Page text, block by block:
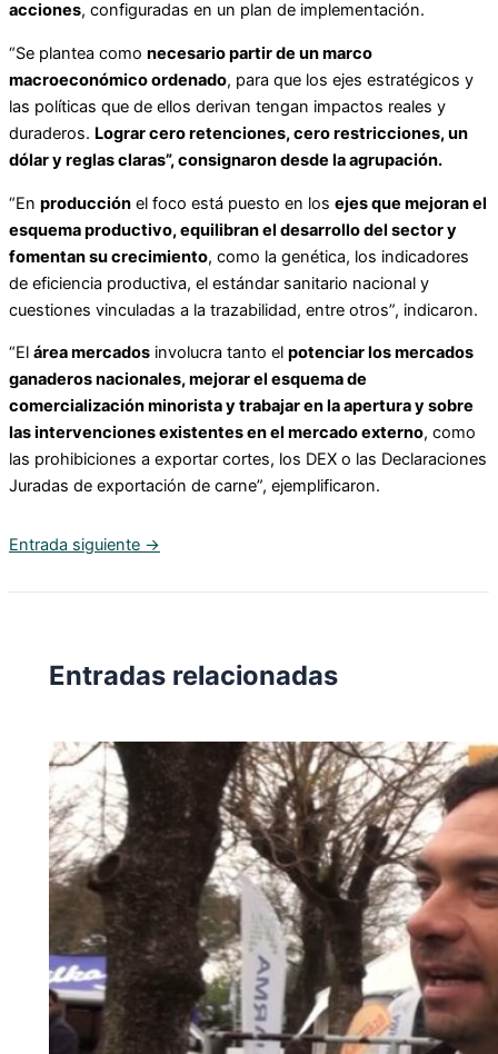
acciones, configuradas en un plan de implementación.
“Se plantea como necesario partir de un marco
macroeconómico ordenado, para que los ejes estratégicos y
las políticas que de ellos derivan tengan impactos reales y
duraderos. Lograr cero retenciones, cero restricciones, un
dólar y reglas claras”, consignaron desde la agrupación.
“En producción el foco está puesto en los ejes que mejoran el
esquema productivo, equilibran el desarrollo del sector y
fomentan su crecimiento, como la genética, los indicadores
de eficiencia productiva, el estándar sanitario nacional y
cuestiones vinculadas a la trazabilidad, entre otros”, indicaron.
“El área mercados involucra tanto el potenciar los mercados
ganaderos nacionales, mejorar el esquema de
comercialización minorista y trabajar en la apertura y sobre
las intervenciones existentes en el mercado externo, como
las prohibiciones a exportar cortes, los DEX o las Declaraciones
Juradas de exportación de carne”, ejemplificaron.
Entrada siguiente →
Entradas relacionadas